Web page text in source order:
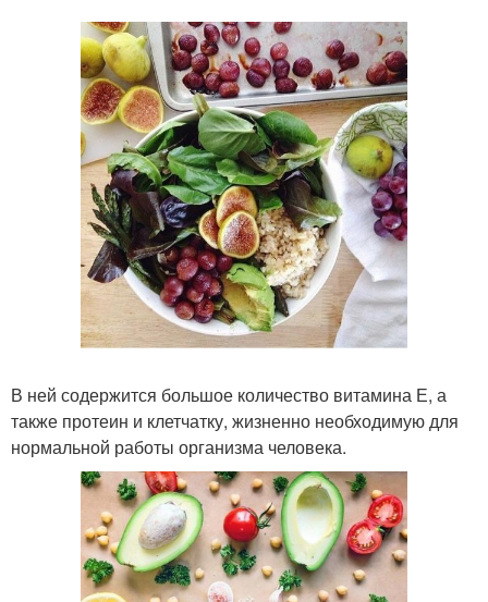
В ней содержится большое количество витамина Е, а
также протеин и клетчатку, жизненно необходимую для
нормальной работы организма человека.